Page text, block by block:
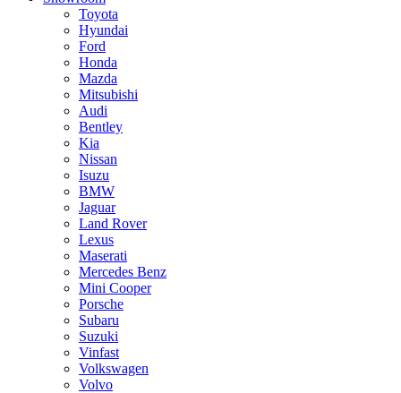
Toyota
Hyundai
Ford
Honda
Mazda
Mitsubishi
Audi
Bentley
Kia
Nissan
Isuzu
BMW
Jaguar
Land Rover
Lexus
Maserati
Mercedes Benz
Mini Cooper
Porsche
Subaru
Suzuki
Vinfast
Volkswagen
Volvo